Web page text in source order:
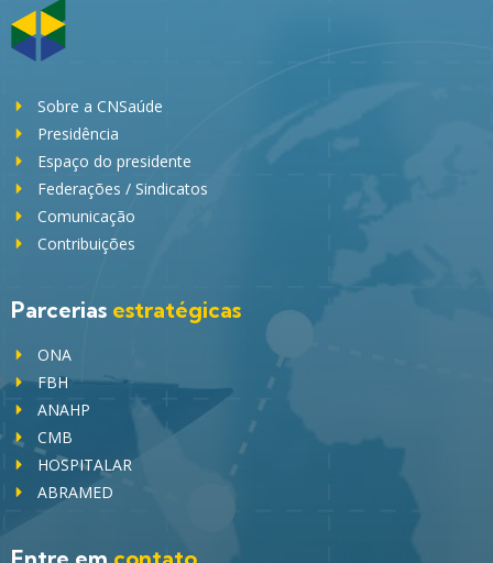
Sobre a CNSaúde
Presidência
Espaço do presidente
Federações / Sindicatos
Comunicação
Contribuições
Parcerias estratégicas
ONA
FBH
ANAHP
CMB
HOSPITALAR
ABRAMED